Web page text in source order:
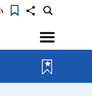
選
單